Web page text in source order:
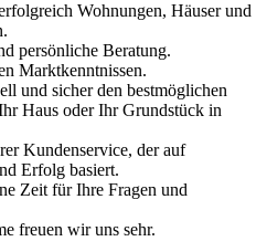
Wohnungen, Häuser und
persönliche Beratung.
Marktkenntnissen.
und sicher den bestmöglichen
Haus oder Ihr Grundstück in
Kundenservice, der auf
Erfolg basiert.
Zeit für Ihre Fragen und
freuen wir uns sehr.